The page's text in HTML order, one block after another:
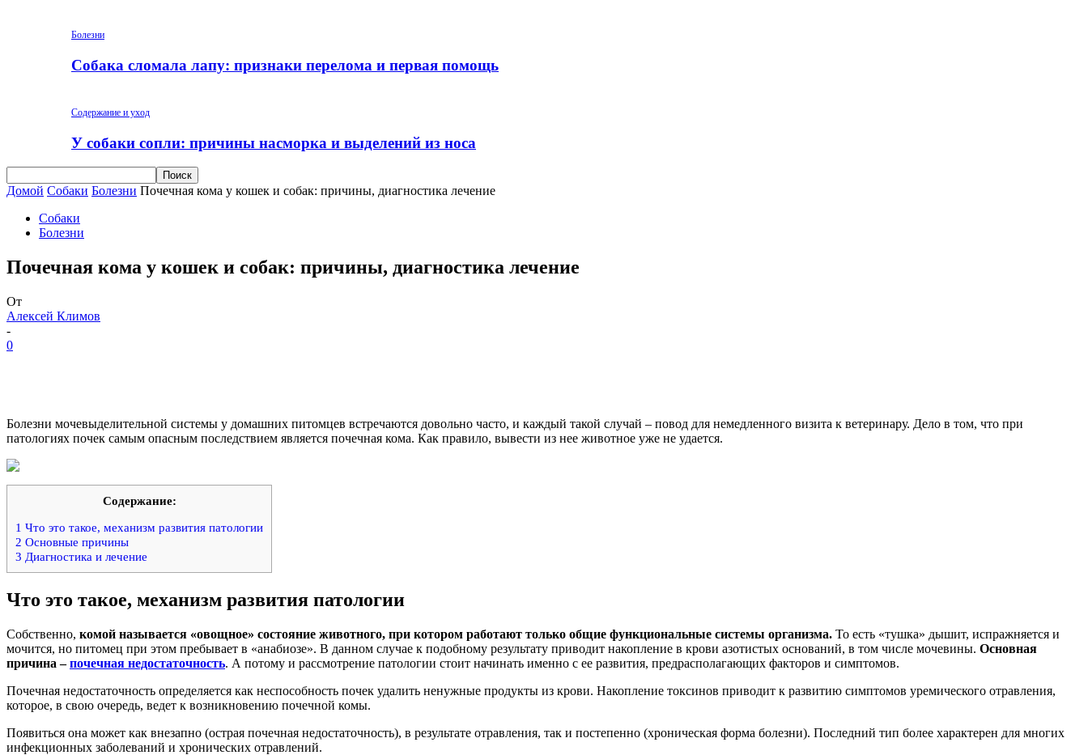
Болезни
Собака сломала лапу: признаки перелома и первая помощь
Содержание и уход
У собаки сопли: причины насморка и выделений из носа
Домой Собаки Болезни Почечная кома у кошек и собак: причины, диагностика лечение
Собаки
Болезни
Почечная кома у кошек и собак: причины, диагностика лечение
От
Алексей Климов
-
0
Болезни мочевыделительной системы у домашних питомцев встречаются довольно часто, и каждый такой случай – повод для немедленного визита к ветеринару. Дело в том, что при
патологиях почек самым опасным последствием является почечная кома. Как правило, вывести из нее животное уже не удается.
Содержание:
1 Что это такое, механизм развития патологии
2 Основные причины
3 Диагностика и лечение
Что это такое, механизм развития патологии
Собственно, комой называется «овощное» состояние животного, при котором работают только общие функциональные системы организма. То есть «тушка» дышит, испражняется и
мочится, но питомец при этом пребывает в «анабиозе». В данном случае к подобному результату приводит накопление в крови азотистых оснований, в том числе мочевины. Основная
причина – почечная недостаточность. А потому и рассмотрение патологии стоит начинать именно с ее развития, предрасполагающих факторов и симптомов.
Почечная недостаточность определяется как неспособность почек удалить ненужные продукты из крови. Накопление токсинов приводит к развитию симптомов уремического отравления,
которое, в свою очередь, ведет к возникновению почечной комы.
Появиться она может как внезапно (острая почечная недостаточность), в результате отравления, так и постепенно (хроническая форма болезни). Последний тип более характерен для многих
инфекционных заболеваний и хронических отравлений.